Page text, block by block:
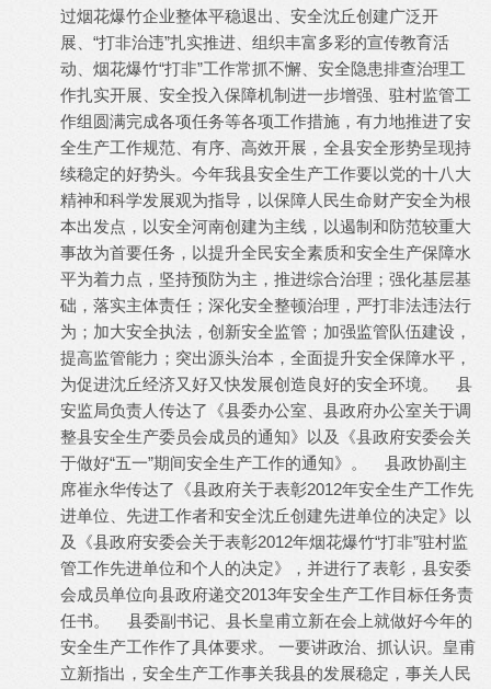
过烟花爆竹企业整体平稳退出、安全沈丘创建广泛开
展、“打非治违”扎实推进、组织丰富多彩的宣传教育活
动、烟花爆竹“打非”工作常抓不懈、安全隐患排查治理工
作扎实开展、安全投入保障机制进一步增强、驻村监管工
作组圆满完成各项任务等各项工作措施，有力地推进了安
全生产工作规范、有序、高效开展，全县安全形势呈现持
续稳定的好势头。今年我县安全生产工作要以党的十八大
精神和科学发展观为指导，以保障人民生命财产安全为根
本出发点，以安全河南创建为主线，以遏制和防范较重大
事故为首要任务，以提升全民安全素质和安全生产保障水
平为着力点，坚持预防为主，推进综合治理；强化基层基
础，落实主体责任；深化安全整顿治理，严打非法违法行
为；加大安全执法，创新安全监管；加强监管队伍建设，
提高监管能力；突出源头治本，全面提升安全保障水平，
为促进沈丘经济又好又快发展创造良好的安全环境。 县
安监局负责人传达了《县委办公室、县政府办公室关于调
整县安全生产委员会成员的通知》以及《县政府安委会关
于做好“五一”期间安全生产工作的通知》。 县政协副主
席崔永华传达了《县政府关于表彰2012年安全生产工作先
进单位、先进工作者和安全沈丘创建先进单位的决定》以
及《县政府安委会关于表彰2012年烟花爆竹“打非”驻村监
管工作先进单位和个人的决定》，并进行了表彰，县安委
会成员单位向县政府递交2013年安全生产工作目标任务责
任书。 县委副书记、县长皇甫立新在会上就做好今年的
安全生产工作作了具体要求。 一要讲政治、抓认识。皇甫
立新指出，安全生产工作事关我县的发展稳定，事关人民